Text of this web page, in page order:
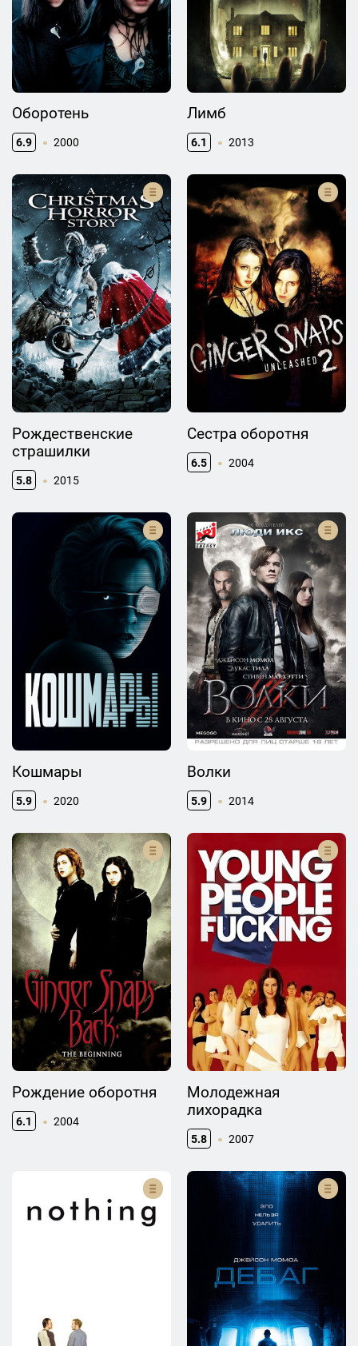
Оборотень
6.9 2000
Лимб
6.1 2013
Рождественские
страшилки
5.8 2015
Сестра оборотня
6.5 2004
Кошмары
5.9 2020
Волки
5.9 2014
Рождение оборотня
6.1 2004
Молодежная
лихорадка
5.8 2007